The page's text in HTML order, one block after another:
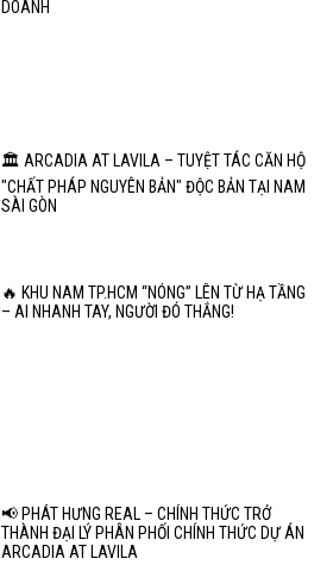
DOANH
🏛️ ARCADIA AT LAVILA – TUYỆT TÁC CĂN HỘ
"CHẤT PHÁP NGUYÊN BẢN" ĐỘC BẢN TẠI NAM
SÀI GÒN
🔥 KHU NAM TP.HCM “NÓNG” LÊN TỪ HẠ TẦNG
– AI NHANH TAY, NGƯỜI ĐÓ THẮNG!
📢 PHÁT HƯNG REAL – CHÍNH THỨC TRỞ
THÀNH ĐẠI LÝ PHÂN PHỐI CHÍNH THỨC DỰ ÁN
ARCADIA AT LAVILA